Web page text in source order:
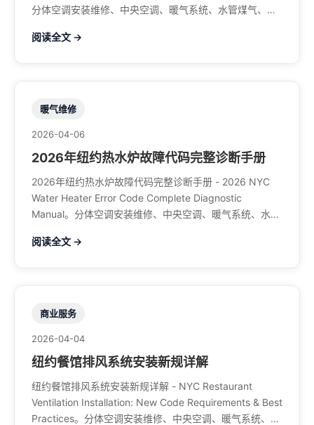
分体空调安装维修、中央空调、暖气系统、水管煤气、餐
阅读全文 →
暖气维修
2026-04-06
2026年纽约热水炉故障代码完整诊断手册
2026年纽约热水炉故障代码完整诊断手册 - 2026 NYC
Water Heater Error Code Complete Diagnostic
Manual。分体空调安装维修、中央空调、暖气系统、水管
阅读全文 →
商业服务
2026-04-04
纽约餐馆排风系统安装新规详解
纽约餐馆排风系统安装新规详解 - NYC Restaurant
Ventilation Installation: New Code Requirements & Best
Practices。分体空调安装维修、中央空调、暖气系统、水